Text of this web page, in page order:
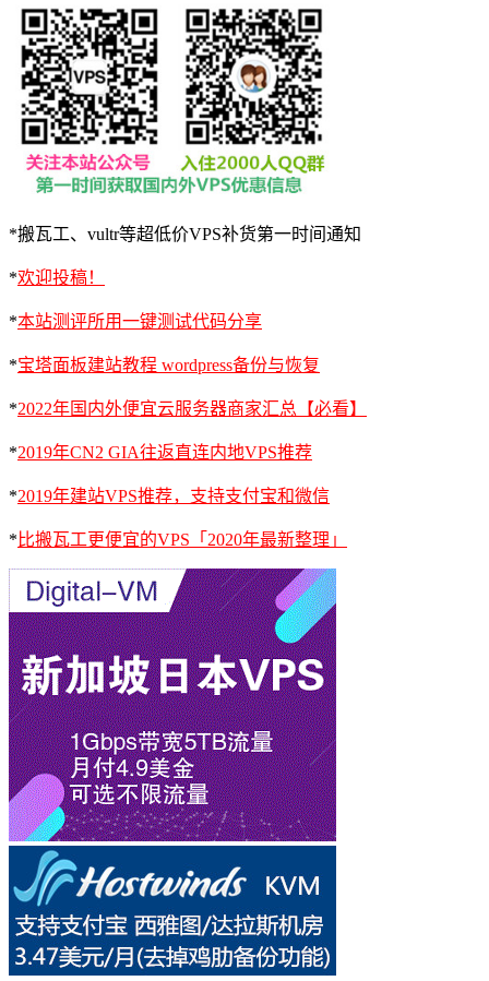
*搬瓦工、vultr等超低价VPS补货第一时间通知
*欢迎投稿！
*本站测评所用一键测试代码分享
*宝塔面板建站教程 wordpress备份与恢复
*2022年国内外便宜云服务器商家汇总【必看】
*2019年CN2 GIA往返直连内地VPS推荐
*2019年建站VPS推荐，支持支付宝和微信
* 比搬瓦工更便宜的VPS「2020年最新整理」